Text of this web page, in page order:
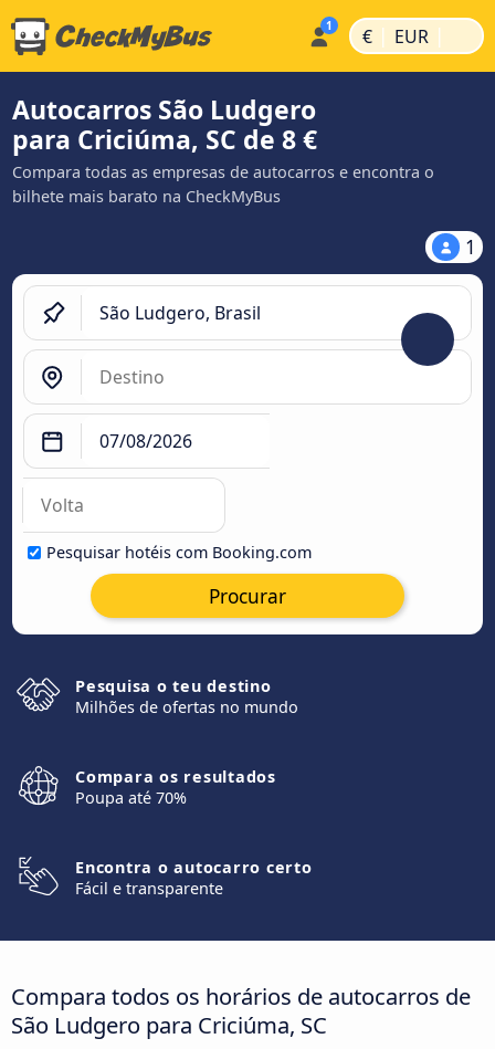
€ | EUR |
Autocarros São Ludgero
para Criciúma, SC de 8 €
Compara todas as empresas de autocarros e encontra o
bilhete mais barato na CheckMyBus
1
Pesquisar hotéis com Booking.com
Procurar
Pesquisa o teu destino
Milhões de ofertas no mundo
Compara os resultados
Poupa até 70%
Encontra o autocarro certo
Fácil e transparente
Compara todos os horários de autocarros de
São Ludgero para Criciúma, SC